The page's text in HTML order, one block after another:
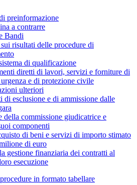
preinformazione
a contrarre
Bandi
risultati delle procedure di
di qualificazione
diretti di lavori, servizi e forniture di
e di protezione civile
ulteriori
di esclusione e di ammissione dalle
della commissione giudicatrice e
componenti
di beni e servizi di importo stimato
di euro
gestione finanziaria dei contratti al
esecuzione
in formato tabellare